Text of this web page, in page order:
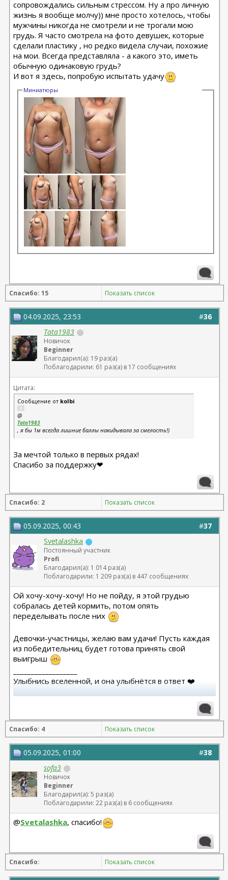
сопровождались сильным стрессом. Ну а про личную
жизнь я вообще молчу)) мне просто хотелось, чтобы
мужчины никогда не смотрели и не трогали мою
грудь. Я часто смотрела на фото девушек, которые
сделали пластику , но редко видела случаи, похожие
на мои. Всегда представляла - а какого это, иметь
обычную одинаковую грудь?
И вот я здесь, попробую испытать удачу
Миниатюры
Спасибо: 15 Показать список
#36
04.09.2025, 23:53
Tata1983
Новичок
Beginner
Благодарил(а): 19 раз(а)
Поблагодарили: 61 раз(а) в 17 сообщениях
Цитата:
Сообщение от kolbi
@
Tata1983
, я бы 1м всегда лишние баллы накидывала за смелость!)
За мечтой только в первых рядах!
Спасибо за поддержку❤
Спасибо: 2 Показать список
#37
05.09.2025, 00:43
Svetalashka
Постоянный участник
Profi
Благодарил(а): 1 014 раз(а)
Поблагодарили: 1 209 раз(а) в 447 сообщениях
Ой хочу-хочу-хочу! Но не пойду, я этой грудью
собралась детей кормить, потом опять
переделывать после них
Девочки-участницы, желаю вам удачи! Пусть каждая
из победительниц будет готова принять свой
выигрыш
Улыбнись вселенной, и она улыбнётся в ответ ❤️
Спасибо: 4 Показать список
#38
05.09.2025, 01:00
sofa3
Новичок
Beginner
Благодарил(а): 5 раз(а)
Поблагодарили: 22 раз(а) в 6 сообщениях
@Svetalashka, спасибо!
Спасибо: Показать список